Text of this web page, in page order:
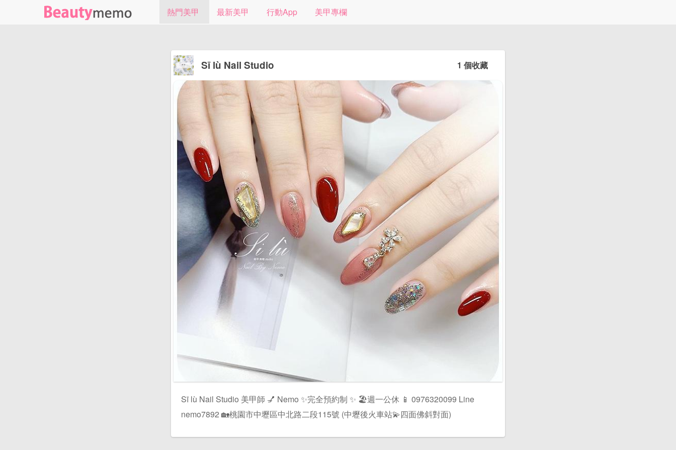
熱門美甲 最新美甲 行動App 美甲專欄
Sī lù Nail Studio 1 個收藏
Sī lù Nail Studio 美甲師 💅 Nemo ✨完全預約制 ✨ 🏖週一公休 📱 0976320099 Line
nemo7892 🏡桃園市中壢區中北路二段115號 (中壢後火車站💫四面佛斜對面)